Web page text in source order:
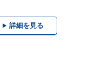
詳細を見る